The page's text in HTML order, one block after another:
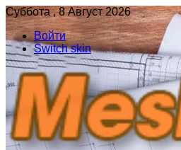
Суббота , 8 Август 2026
Войти
Switch skin